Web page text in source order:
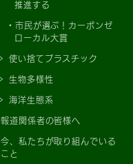
推進する
市民が選ぶ！カーボンゼ
ローカル大賞
使い捨てプラスチック
生物多様性
海洋生態系
報道関係者の皆様へ
今、私たちが取り組んでいる
こと